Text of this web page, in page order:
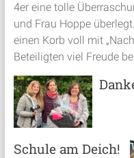
4er eine tolle
und Frau Hoppe
einen Korb voll mit
Beteiligten viel Freude
Schule am Deich!